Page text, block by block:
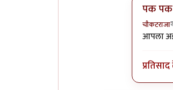
पक
चौकटराजा
In
आपला